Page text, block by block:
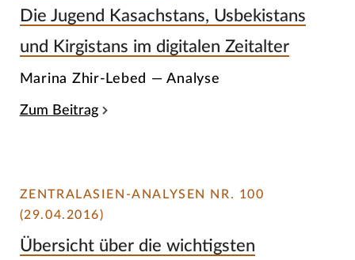
Die Jugend Kasachstans, Usbekistans
und Kirgistans im digitalen Zeitalter
Marina Zhir-Lebed — Analyse
Zum Beitrag
ZENTRALASIEN-ANALYSEN NR. 100
(29.04.2016)
Übersicht über die wichtigsten